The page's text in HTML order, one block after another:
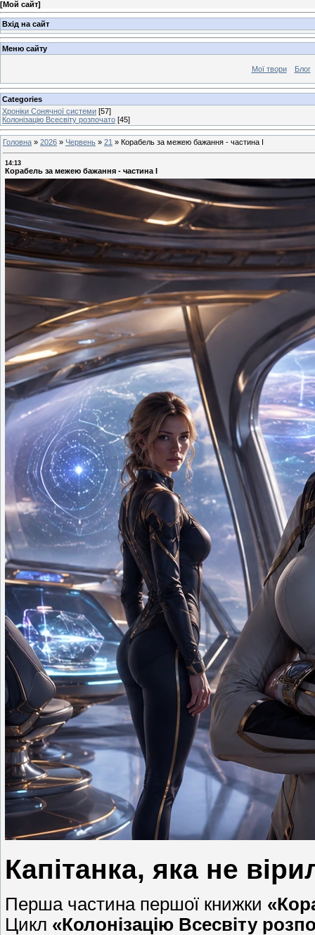
[Мой сайт]
Вхід на сайт
Меню сайту
Мої твори Блог
Categories
Хроніки Сонячної системи [57]
Колонізацію Всесвіту розпочато [45]
Головна » 2026 » Червень » 21 » Корабель за межею бажання - частина І
14:13
Корабель за межею бажання - частина І
Капітанка, яка не
Перша частина першої книжки
Цикл «Колонізацію Всесвіту